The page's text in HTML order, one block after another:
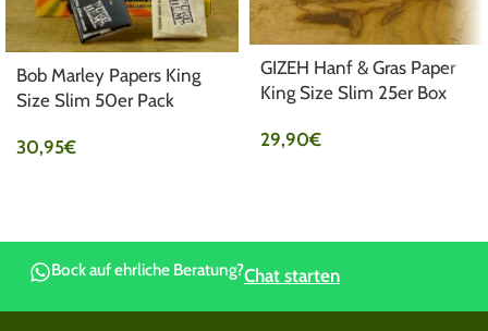
Bob Marley Papers King
Size Slim 50er Pack
30,95€
GIZEH Hanf & Gras Paper
King Size Slim 25er Box
29,90€
Bock auf ehrliche Beratung?Chat starten